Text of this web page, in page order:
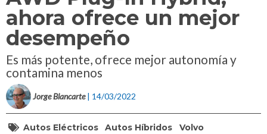
ahora ofrece un mejor
desempeño
Es más potente, ofrece mejor autonomía y
contamina menos
Jorge Blancarte | 14/03/2022
Autos Eléctricos Autos Híbridos Volvo